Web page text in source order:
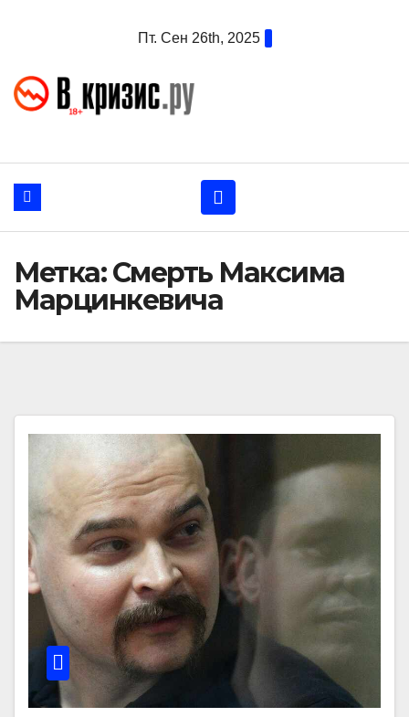
Пт. Сен 26th, 2025
Метка:Смерть Максима
Марцинкевича